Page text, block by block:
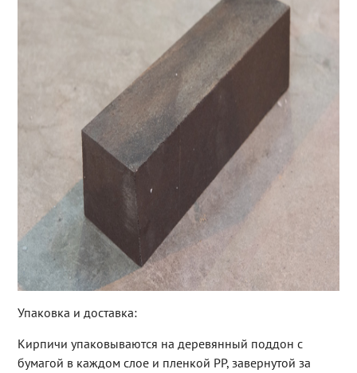
Упаковка и доставка:
Кирпичи упаковываются на деревянный поддон с
бумагой в каждом слое и пленкой PP, завернутой за